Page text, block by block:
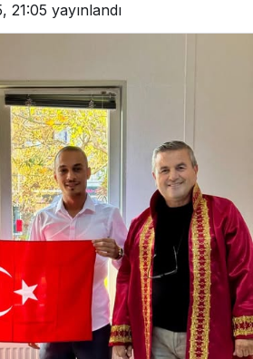
21:05 yayınlandı